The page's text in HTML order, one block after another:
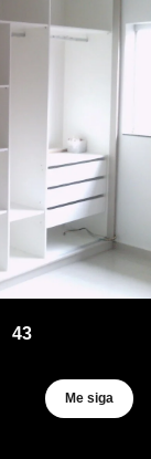
43
Me siga